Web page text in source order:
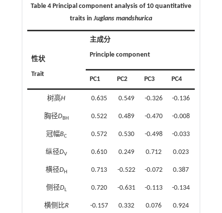
Table 4 Principal component analysis of 10 quantitative
traits inJuglans mandshurica
性状
Trait
主成分
Principle component
PC1 PC2 PC3 PC4
树高H 0.635 0.549 -0.326 -0.136
胸径DBH 0.522 0.489 -0.470 -0.008
冠幅BC 0.572 0.530 -0.498 -0.033
纵径DV 0.610 0.249 0.712 0.023
横径DH 0.713 -0.522 -0.072 0.387
侧径DL 0.720 -0.631 -0.113 -0.134
横侧比R -0.157 0.332 0.076 0.924